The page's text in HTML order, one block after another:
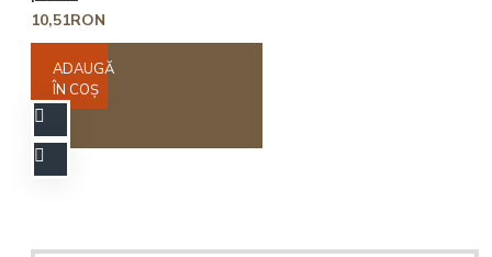
10,51RON
ADAUGĂ
ÎN COŞ